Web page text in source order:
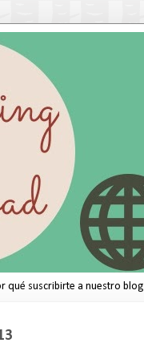
qué suscribirte a nuestro blog